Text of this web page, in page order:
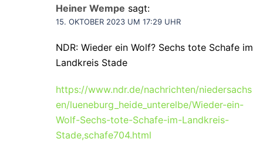
Heiner Wempe sagt:
15. OKTOBER 2023 UM 17:29 UHR
NDR: Wieder ein Wolf? Sechs tote Schafe im
Landkreis Stade
https://www.ndr.de/nachrichten/niedersachs
en/lueneburg_heide_unterelbe/Wieder-ein-
Wolf-Sechs-tote-Schafe-im-Landkreis-
Stade,schafe704.html